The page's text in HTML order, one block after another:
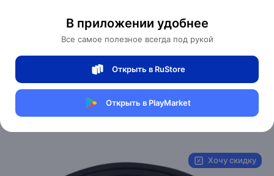
В приложении удобнее
Все самое полезное всегда под рукой
Открыть в RuStore
Открыть в PlayMarket
Кабель USB Type С - HDM (1.8 м)
0 отзывов
Shop Part electron
UPC:
Хочу скидку